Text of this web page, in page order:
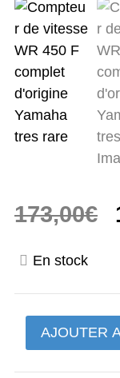
173,00€
En stock
quantité
de
Compteur
AJOUTER